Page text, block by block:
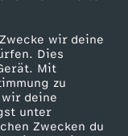
wir deine
Dies
Mit
zu
deine
unter
Zwecken du